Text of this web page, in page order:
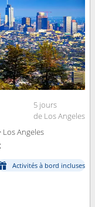
5 jours
de Los Angeles
Los Angeles
Activités à bord incluses